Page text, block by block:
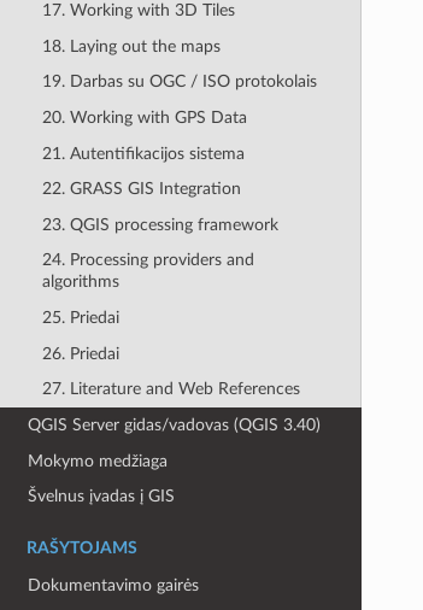
17. Working with 3D Tiles
18. Laying out the maps
19. Darbas su OGC / ISO protokolais
20. Working with GPS Data
21. Autentifikacijos sistema
22. GRASS GIS Integration
23. QGIS processing framework
24. Processing providers and
algorithms
25. Priedai
26. Priedai
27. Literature and Web References
QGIS Server gidas/vadovas (QGIS 3.40)
Mokymo medžiaga
Švelnus įvadas į GIS
RAŠYTOJAMS
Dokumentavimo gairės